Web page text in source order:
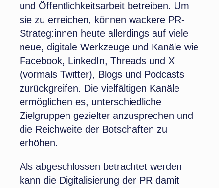
und Öffentlichkeitsarbeit betreiben. Um
sie zu erreichen, können wackere PR-
Strateg:innen heute allerdings auf viele
neue, digitale Werkzeuge und Kanäle wie
Facebook, LinkedIn, Threads und X
(vormals Twitter), Blogs und Podcasts
zurückgreifen. Die vielfältigen Kanäle
ermöglichen es, unterschiedliche
Zielgruppen gezielter anzusprechen und
die Reichweite der Botschaften zu
erhöhen.
Als abgeschlossen betrachtet werden
kann die Digitalisierung der PR damit